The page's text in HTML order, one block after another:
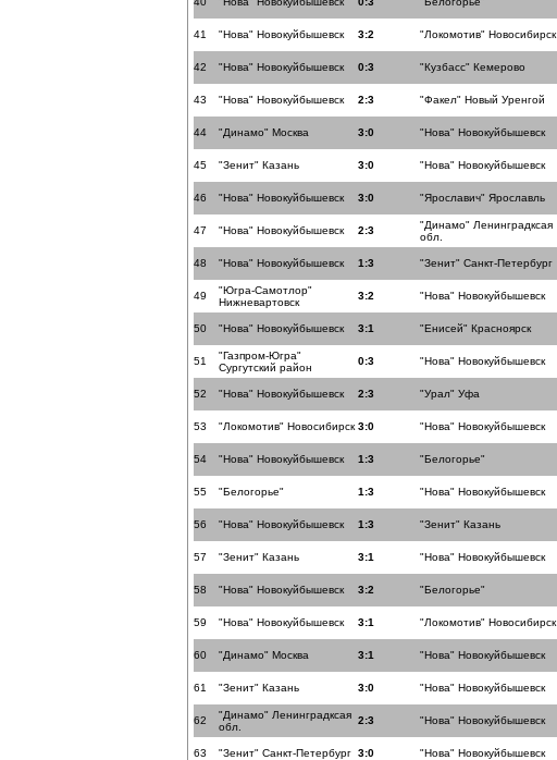
41 "Нова" Новокуйбышевск 3:2 "Локомотив" Новосибирск
42 "Нова" Новокуйбышевск 0:3 "Кузбасс" Кемерово
43 "Нова" Новокуйбышевск 2:3 "Факел" Новый Уренгой
44 "Динамо" Москва 3:0 "Нова" Новокуйбышевск
45 "Зенит" Казань 3:0 "Нова" Новокуйбышевск
46 "Нова" Новокуйбышевск 3:0 "Ярославич" Ярославль
47 "Нова" Новокуйбышевск 2:3
"Динамо" Ленинградксая
обл.
48 "Нова" Новокуйбышевск 1:3 "Зенит" Санкт-Петербург
49
"Югра-Самотлор"
Нижневартовск
3:2 "Нова" Новокуйбышевск
50 "Нова" Новокуйбышевск 3:1 "Енисей" Красноярск
51
"Газпром-Югра"
Сургутский район
0:3 "Нова" Новокуйбышевск
52 "Нова" Новокуйбышевск 2:3 "Урал" Уфа
53 "Локомотив" Новосибирск 3:0 "Нова" Новокуйбышевск
54 "Нова" Новокуйбышевск 1:3 "Белогорье"
55 "Белогорье" 1:3 "Нова" Новокуйбышевск
56 "Нова" Новокуйбышевск 1:3 "Зенит" Казань
57 "Зенит" Казань 3:1 "Нова" Новокуйбышевск
58 "Нова" Новокуйбышевск 3:2 "Белогорье"
59 "Нова" Новокуйбышевск 3:1 "Локомотив" Новосибирск
60 "Динамо" Москва 3:1 "Нова" Новокуйбышевск
61 "Зенит" Казань 3:0 "Нова" Новокуйбышевск
62
"Динамо" Ленинградксая
обл.
2:3 "Нова" Новокуйбышевск
63 "Зенит" Санкт-Петербург 3:0 "Нова" Новокуйбышевск